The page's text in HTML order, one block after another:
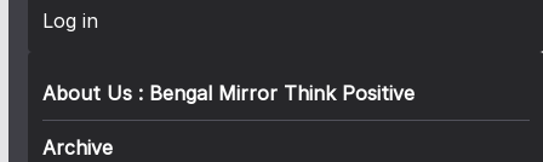
Log in
About Us : Bengal Mirror Think Positive
Archive